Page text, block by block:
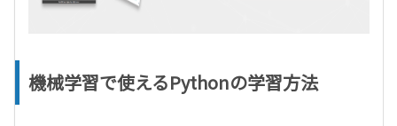
機械学習で使えるPythonの学習方法